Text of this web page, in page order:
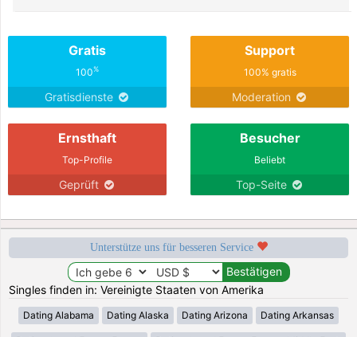
Gratis
100%
Gratisdienste
Support
100% gratis
Moderation
Ernsthaft
Top-Profile
Geprüft
Besucher
Beliebt
Top-Seite
Unterstütze uns für besseren Service
Singles finden in: Vereinigte Staaten von Amerika
Dating Alabama Dating Alaska Dating Arizona Dating Arkansas